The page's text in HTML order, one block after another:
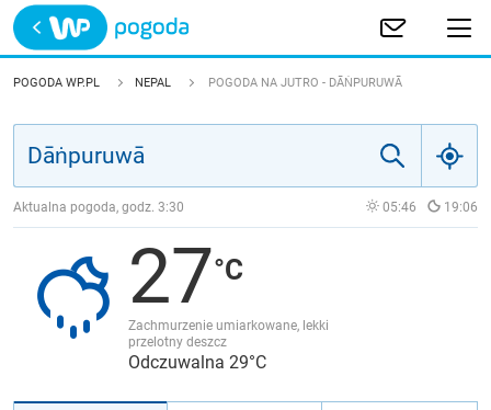
Trwa ładowanie
POLSKA
JAKOŚĆ POWIETRZA
POGODA WP.PL NEPAL POGODA NA JUTRO - DĀṄPURUWĀ
Aktualna pogoda, godz. 3:30 05:46 19:06
27
Zachmurzenie umiarkowane, lekki
przelotny deszcz
Odczuwalna 29°C